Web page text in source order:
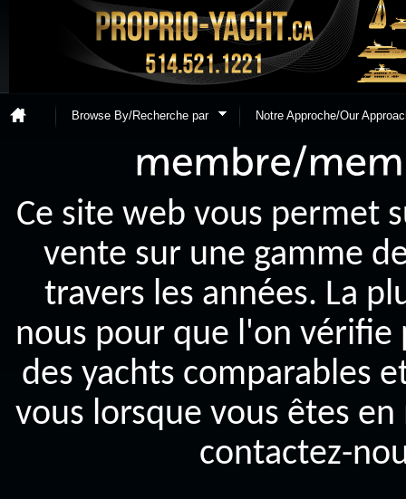
Browse By/Recherche par Notre Approche/Our
Ce site web vous permet
vente sur une gamme
travers les années. La
nous pour que l'on
des yachts comparables
vous lorsque vous êtes
contactez-